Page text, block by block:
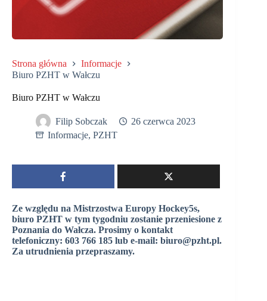
Strona główna
Informacje
Biuro PZHT w Wałczu
Biuro PZHT w Wałczu
Filip Sobczak
26 czerwca 2023
Informacje, PZHT
Ze względu na Mistrzostwa Europy Hockey5s,
biuro PZHT w tym tygodniu zostanie przeniesione z
Poznania do Wałcza. Prosimy o kontakt
telefoniczny: 603 766 185 lub e-mail: biuro@pzht.pl.
Za utrudnienia przepraszamy.